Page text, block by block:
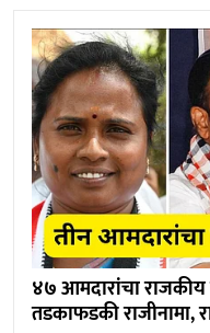
४७ आमदारांचा
तडकाफडकी